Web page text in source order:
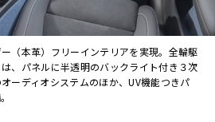
（本革）フリーインテリアを実現。全輪駆
、パネルに半透明のバックライト付き３次
ーディオシステムのほか、UV機能つきパ